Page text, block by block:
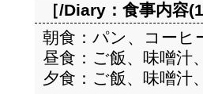
［/Diary： 食事内容
朝食：パン、コーヒ
昼食：ご飯、味噌汁
夕食：ご飯、味噌汁